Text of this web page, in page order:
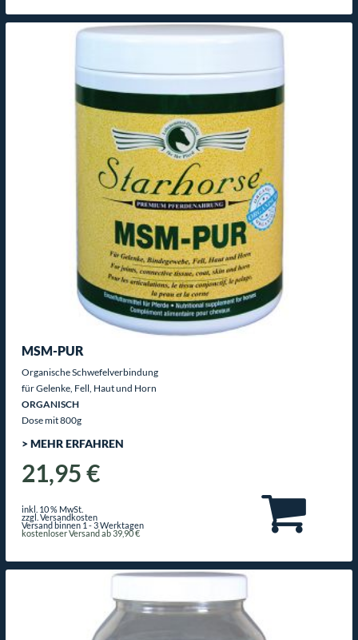
MSM-PUR
Organische Schwefelverbindung
für Gelenke, Fell, Haut und Horn
ORGANISCH
Dose mit 800g
> MEHR ERFAHREN
21,95 €
inkl. 10 % MwSt.
zzgl. Versandkosten
Versand binnen 1 - 3 Werktagen
kostenloser Versand ab 39,90 €